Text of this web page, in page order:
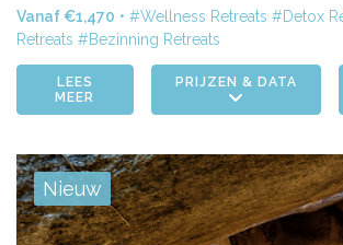
Vanaf €1,470 Wellness Retreats Detox
Retreats
Bezinning Retreats
LEES
MEER
PRIJZEN & DATA
Nieuw